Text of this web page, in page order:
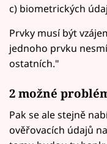
c) biometrických
Prvky musí být
jednoho prvku
ostatních."
2 možné
Pak se ale stejně
ověřovacích údajů